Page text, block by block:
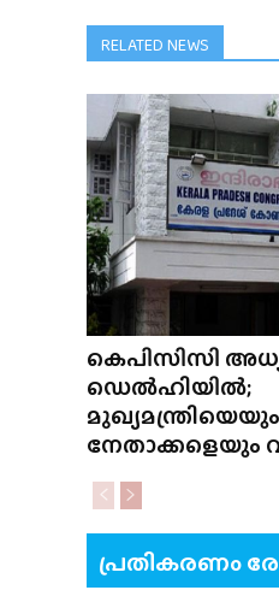
RELATED NEWS
കെപിസിസി
ഡെൽഹിയിൽ;
മുഖ്യമന്ത്രിയെയും
നേതാക്കളെയും
പ്രതികരണം